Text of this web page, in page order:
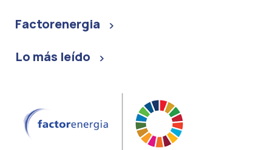
Factorenergia
Lo más leído